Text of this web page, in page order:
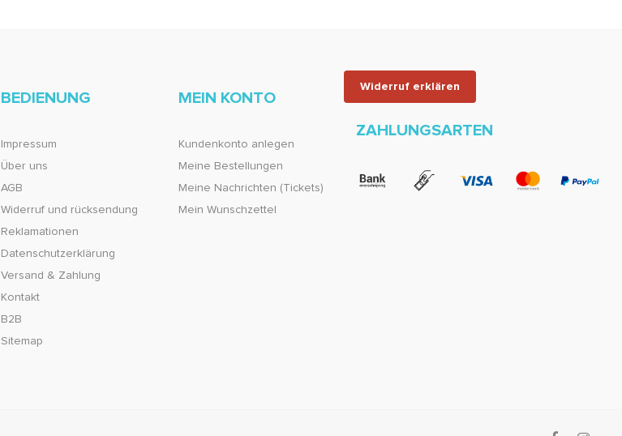
Widerruf erklären
BEDIENUNG
Impressum
Über uns
AGB
Widerruf und rücksendung
Reklamationen
Datenschutzerklärung
Versand & Zahlung
Kontakt
B2B
Sitemap
MEIN KONTO
Kundenkonto anlegen
Meine Bestellungen
Meine Nachrichten (Tickets)
Mein Wunschzettel
ZAHLUNGSARTEN